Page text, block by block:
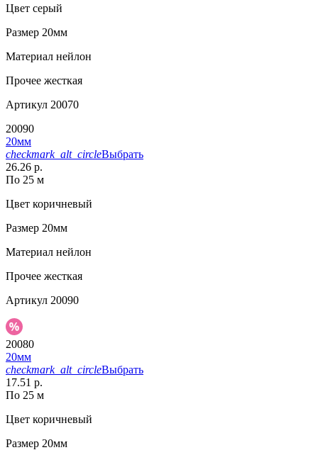
Цвет серый
Размер 20мм
Материал нейлон
Прочее жесткая
Артикул 20070
20090
20мм
checkmark_alt_circleВыбрать
26.26 р.
По 25 м
Цвет коричневый
Размер 20мм
Материал нейлон
Прочее жесткая
Артикул 20090
20080
20мм
checkmark_alt_circleВыбрать
17.51 р.
По 25 м
Цвет коричневый
Размер 20мм